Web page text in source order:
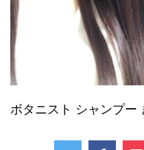
ボタニスト シャンプ